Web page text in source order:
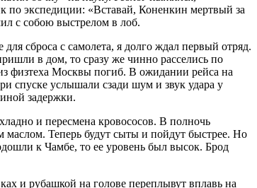
по экспедиции: «Вставай, Коненкин мертвый за
с собою выстрелом в лоб.
сброса с самолета, я долго ждал первый отряд.
в дом, то сразу же чинно расселись по
физтеха Москвы погиб. В ожидании рейса на
спуске услышали сзади шум и звук удара у
задержки.
и пересмена кровососов. В полночь
маслом. Теперь будут сыты и пойдут быстрее. Но
к Чамбе, то ее уровень был высок. Брод
и рубашкой на голове переплывут вплавь на